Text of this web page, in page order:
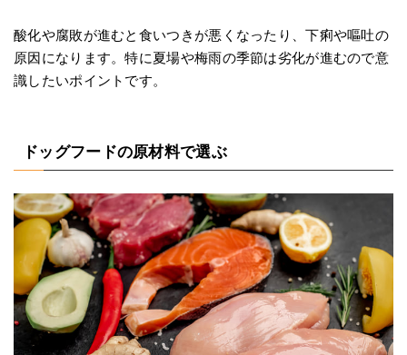
酸化や腐敗が進むと食いつきが悪くなったり、下痢や嘔吐の
原因になります。特に夏場や梅雨の季節は劣化が進むので意
識したいポイントです。
ドッグフードの原材料で選ぶ